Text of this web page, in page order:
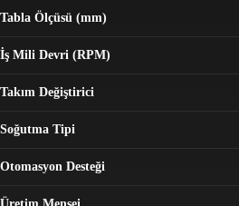
Tabla Ölçüsü (mm)
İş Mili Devri (RPM)
Takım Değiştirici
Soğutma Tipi
Otomasyon Desteği